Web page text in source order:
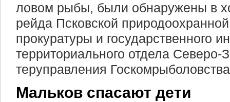
ловом рыбы, были обнаружены в
рейда Псковской
прокуратуры и государственного
территориального отдела Северо-
теруправления
Мальков спасают дети